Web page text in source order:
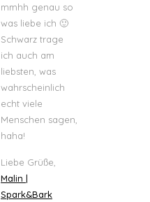
mmhh genau so
was liebe ich 🙂
Schwarz trage
ich auch am
liebsten, was
wahrscheinlich
echt viele
Menschen sagen,
haha!
Liebe Grüße,
Malin |
Spark&Bark